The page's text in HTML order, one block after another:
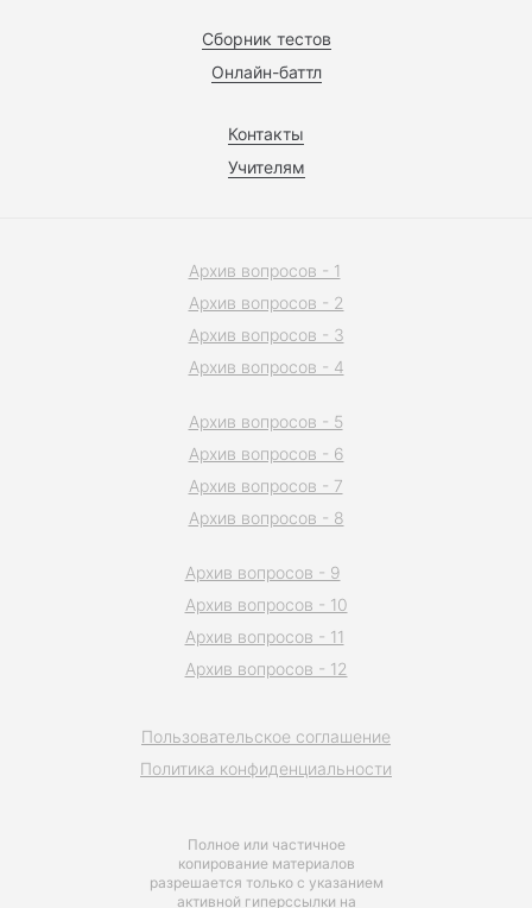
Сборник тестов
Онлайн-баттл
Контакты
Учителям
Полное или частичное
копирование материалов
разрешается только с указанием
активной гиперссылки на
Пользовательское соглашение
Политика конфиденциальности
Архив вопросов - 1
Архив вопросов - 2
Архив вопросов - 3
Архив вопросов - 4
Архив вопросов - 5
Архив вопросов - 6
Архив вопросов - 7
Архив вопросов - 8
Архив вопросов - 9
Архив вопросов - 10
Архив вопросов - 11
Архив вопросов - 12